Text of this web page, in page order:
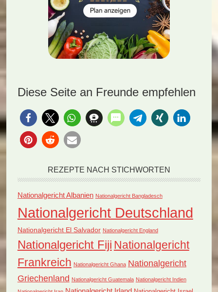
Diese Seite an Freunde empfehlen
REZEPTE NACH STICHWORTEN
Nationalgericht Albanien Nationalgericht Bangladesch
Nationalgericht Deutschland
Nationalgericht El Salvador Nationalgericht England
Nationalgericht Fiji Nationalgericht
Frankreich Nationalgericht Ghana Nationalgericht
Griechenland Nationalgericht Guatemala Nationalgericht Indien